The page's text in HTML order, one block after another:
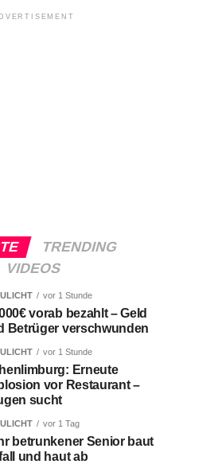
TRENDING
VIDEOS
vor 1 Stunde
vorab bezahlt – Geld
Betrüger verschwunden
vor 1 Stunde
Erneute
vor Restaurant –
sucht
vor 1 Tag
betrunkener Senior baut
und haut ab